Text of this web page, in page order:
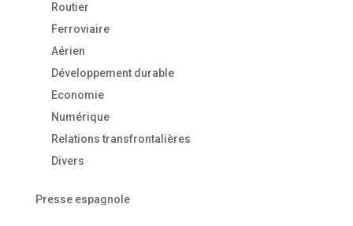
Routier
Ferroviaire
Aérien
Développement durable
Economie
Numérique
Relations transfrontalières
Divers
Presse espagnole